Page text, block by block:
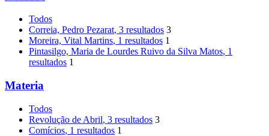
Todos
Correia, Pedro Pezarat, 3 resultados 3
Moreira, Vital Martins, 1 resultados 1
Pintasilgo, Maria de Lourdes Ruivo da Silva Matos, 1
resultados 1
Materia
Todos
Revolução de Abril, 3 resultados 3
Comícios, 1 resultados 1